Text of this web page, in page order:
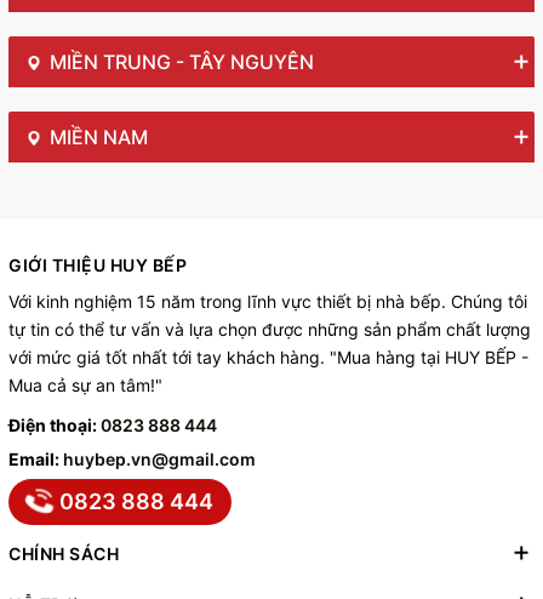
MIỀN TRUNG - TÂY NGUYÊN
MIỀN NAM
GIỚI THIỆU HUY BẾP
Với kinh nghiệm 15 năm trong lĩnh vực thiết bị nhà bếp. Chúng tôi
tự tin có thể tư vấn và lựa chọn được những sản phẩm chất lượng
với mức giá tốt nhất tới tay khách hàng. "Mua hàng tại HUY BẾP -
Mua cả sự an tâm!"
Điện thoại:0823 888 444
Email: huybep.vn@gmail.com
0823 888 444
CHÍNH SÁCH